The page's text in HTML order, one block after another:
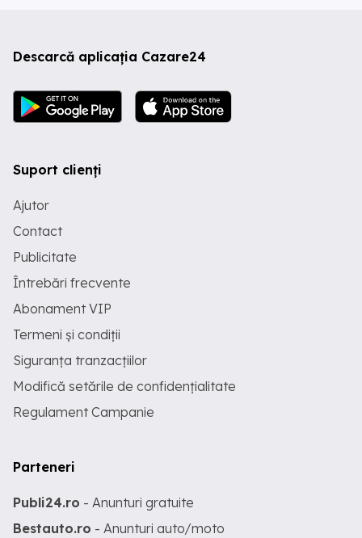
Descarcă aplicația Cazare24
Suport clienți
Ajutor
Contact
Publicitate
Întrebări frecvente
Abonament VIP
Termeni și condiții
Siguranța tranzacțiilor
Modifică setările de confidențialitate
Regulament Campanie
Parteneri
Publi24.ro - Anunturi gratuite
Bestauto.ro - Anunturi auto/moto